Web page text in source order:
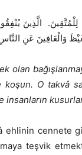
olan
koşun. O takvâ
ehlinin cennete
teşvik